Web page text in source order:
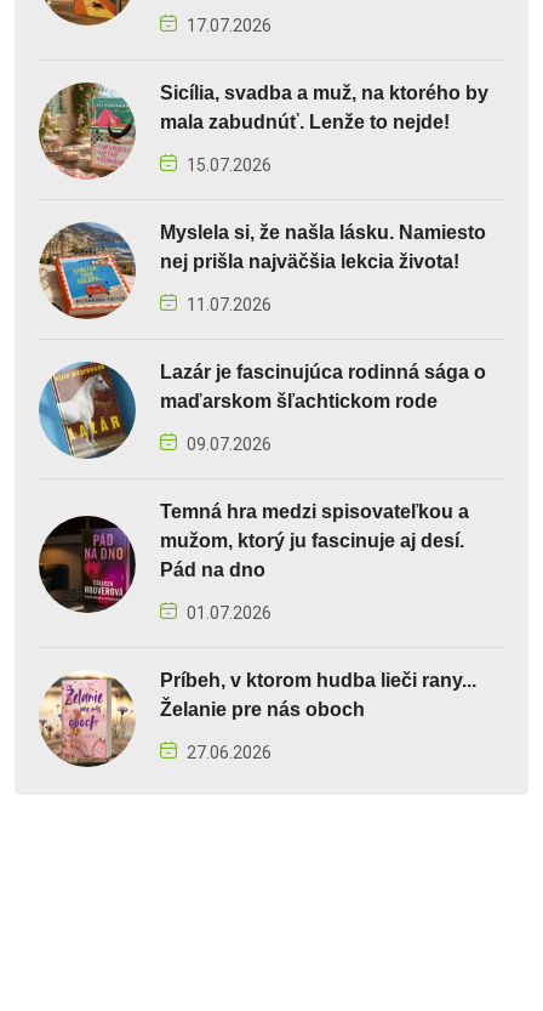
17.07.2026
Sicília, svadba a muž, na ktorého by
mala zabudnúť. Lenže to nejde!
15.07.2026
Myslela si, že našla lásku. Namiesto
nej prišla najväčšia lekcia života!
11.07.2026
Lazár je fascinujúca rodinná sága o
maďarskom šľachtickom rode
09.07.2026
Temná hra medzi spisovateľkou a
mužom, ktorý ju fascinuje aj desí.
Pád na dno
01.07.2026
Príbeh, v ktorom hudba lieči rany...
Želanie pre nás oboch
27.06.2026